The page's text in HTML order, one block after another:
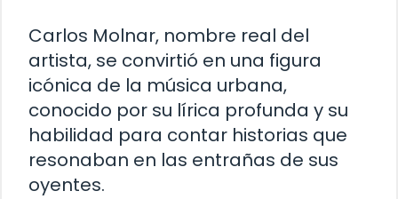
Carlos Molnar, nombre real del
artista, se convirtió en una figura
icónica de la música urbana,
conocido por su lírica profunda y su
habilidad para contar historias que
resonaban en las entrañas de sus
oyentes.